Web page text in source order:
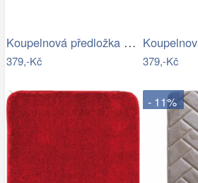
Koupelnová předložka Optima 60x90 cm…
379,-Kč 379,-Kč
- 11%